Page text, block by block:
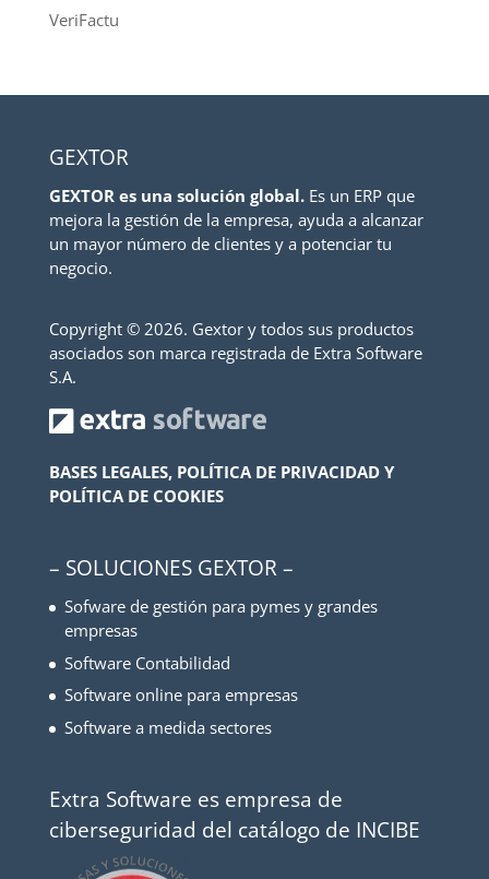
VeriFactu
GEXTOR
GEXTOR es una solución global.Es un ERP que
mejora la gestión de la empresa, ayuda a alcanzar
un mayor número de clientes y a potenciar tu
negocio.
Copyright © 2026. Gextor y todos sus productos
asociados son marca registrada de Extra Software
S.A.
BASES LEGALES, POLÍTICA DE PRIVACIDAD Y
POLÍTICA DE COOKIES
– SOLUCIONES GEXTOR –
Sofware de gestión para pymes y grandes
empresas
Software Contabilidad
Software online para empresas
Software a medida sectores
Extra Software es empresa de
ciberseguridad del catálogo de INCIBE